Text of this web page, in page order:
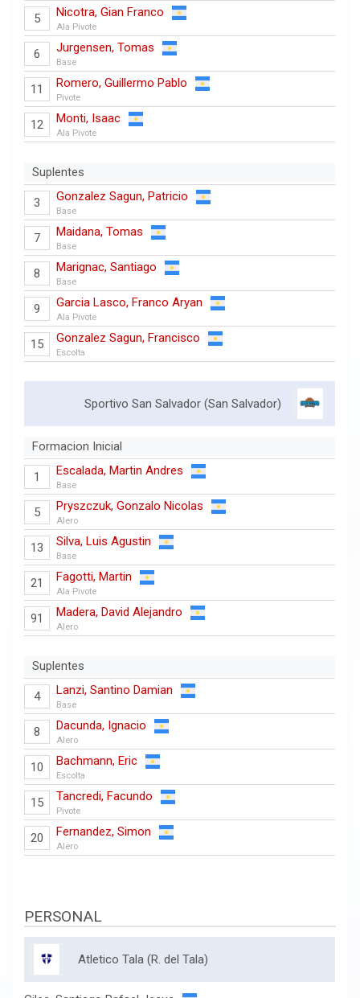
5 Nicotra, Gian Franco
Ala Pivote
6 Jurgensen, Tomas
Base
11 Romero, Guillermo Pablo
Pivote
12 Monti, Isaac
Ala Pivote
Suplentes
3 Gonzalez Sagun, Patricio
Base
7 Maidana, Tomas
Base
8 Marignac, Santiago
Base
9 Garcia Lasco, Franco Aryan
Ala Pivote
15 Gonzalez Sagun, Francisco
Escolta
Sportivo San Salvador (San Salvador)
Formacion Inicial
1 Escalada, Martin Andres
Base
5 Pryszczuk, Gonzalo Nicolas
Alero
13 Silva, Luis Agustin
Base
21 Fagotti, Martin
Ala Pivote
91 Madera, David Alejandro
Alero
Suplentes
4 Lanzi, Santino Damian
Base
8 Dacunda, Ignacio
Alero
10 Bachmann, Eric
Escolta
15 Tancredi, Facundo
Pivote
20 Fernandez, Simon
Alero
PERSONAL
Atletico Tala (R. del Tala)